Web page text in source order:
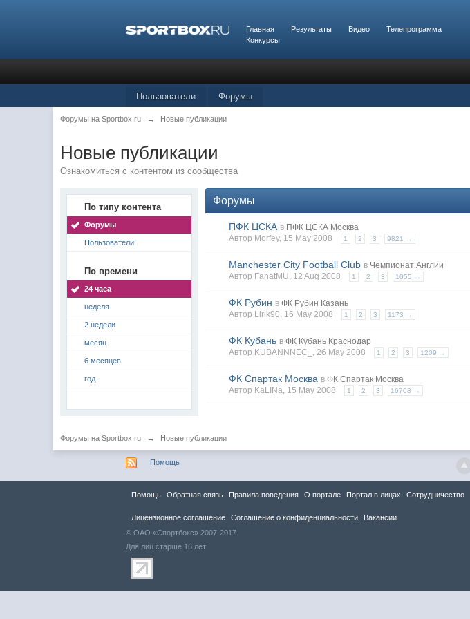
Главная Результаты Видео
Телепрограмма
Конкурсы
Пользователи Форумы
Форумы на Sportbox.ru → Новые публикации
Новые публикации
Ознакомиться с контентом из сообщества
По типу контента
Форумы
Пользователи
По времени
24 часа
неделя
2 недели
месяц
6 месяцев
год
Форумы
ПФК ЦСКА в ПФК ЦСКА Москва
Автор Morfey, 15 May 2008 1 2 3 9821 →
Manchester City Football Club в Чемпионат Англии
Автор FanatMU, 12 Aug 2008 1 2 3 1055 →
ФК Рубин в ФК Рубин Казань
Автор Lirik90, 16 May 2008 1 2 3 1173 →
ФК Кубань в ФК Кубань Краснодар
Автор KUBANNNEC_ , 26 May 2008 1 2 3 1209 →
ФК Спартак Москва в ФК Спартак Москва
Автор KaLINa, 15 May 2008 1 2 3 16708 →
Форумы на Sportbox.ru → Новые публикации
Помощь
Помощь Обратная связь Правила повeдения О портале Портал в лицах Сотрудничество
Лицензионное соглашение Соглашение о конфиденциальности
Вакансии
© ОАО «Спортбокс» 2007-2017.
Для лиц старше 16 лет